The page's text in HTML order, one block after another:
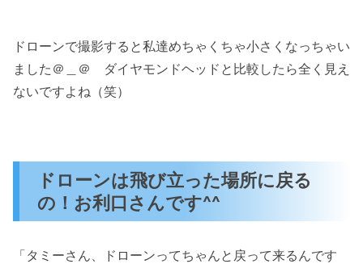
ドローンで撮影すると私達めちゃくちゃ小さくなっちゃい
ました＠＿＠ ダイヤモンドヘッドと比較したら全く見え
ないですよね（笑）
ドローンは飛び立った場所に戻る
の！お利口さんです^^
「タミーさん、ドローンってちゃんと戻って来るんです